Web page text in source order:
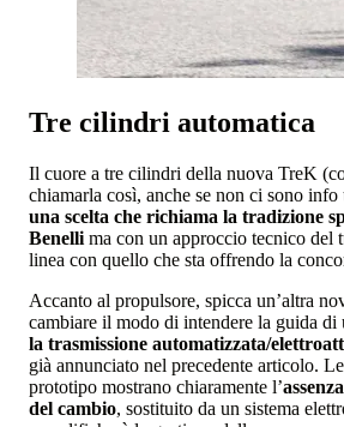
Tre cilindri automatica
Il cuore a tre cilindri della nuova TreK
chiamarla così, anche se non ci sono
una scelta che richiama la tradizione
Benelli ma con un approccio tecnico del
linea con quello che sta offrendo la
Accanto al propulsore, spicca un’altra
cambiare il modo di intendere la guida di
la trasmissione automatizzata/
già annunciato nel precedente articolo.
prototipo mostrano chiaramente l’
del cambio, sostituito da un sistema